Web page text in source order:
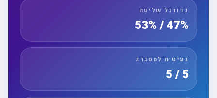
כדורגל שליטה
47% / 53%
בעיטות למסגרת